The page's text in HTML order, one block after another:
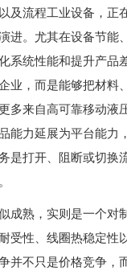
及流程工业设备，
进。尤其在设备节
系统性能和提升产
业，而是能够把材
多来自高可靠移动
能力延展为平台能
是打开、阻断或切
成熟，实则是一个
受性、线圈热稳定
并不只是价格竞争